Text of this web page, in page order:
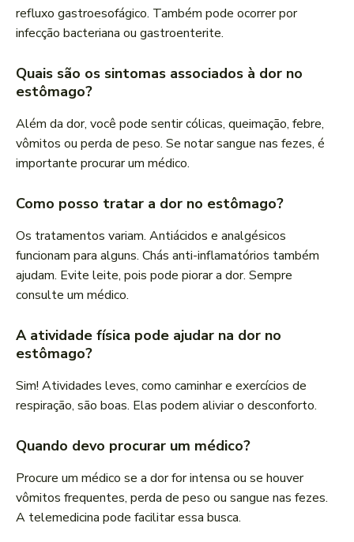
refluxo gastroesofágico. Também pode ocorrer por
infecção bacteriana ou gastroenterite.
Quais são os sintomas associados à dor no
estômago?
Além da dor, você pode sentir cólicas, queimação, febre,
vômitos ou perda de peso. Se notar sangue nas fezes, é
importante procurar um médico.
Como posso tratar a dor no estômago?
Os tratamentos variam. Antiácidos e analgésicos
funcionam para alguns. Chás anti-inflamatórios também
ajudam. Evite leite, pois pode piorar a dor. Sempre
consulte um médico.
A atividade física pode ajudar na dor no
estômago?
Sim! Atividades leves, como caminhar e exercícios de
respiração, são boas. Elas podem aliviar o desconforto.
Quando devo procurar um médico?
Procure um médico se a dor for intensa ou se houver
vômitos frequentes, perda de peso ou sangue nas fezes.
A telemedicina pode facilitar essa busca.